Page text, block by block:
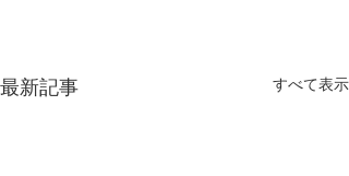
最新記事 すべて表示